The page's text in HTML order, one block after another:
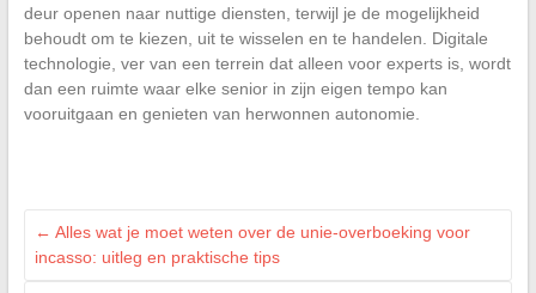
deur openen naar nuttige diensten, terwijl je de mogelijkheid
behoudt om te kiezen, uit te wisselen en te handelen. Digitale
technologie, ver van een terrein dat alleen voor experts is, wordt
dan een ruimte waar elke senior in zijn eigen tempo kan
vooruitgaan en genieten van herwonnen autonomie.
← Alles wat je moet weten over de unie-overboeking voor
incasso: uitleg en praktische tips